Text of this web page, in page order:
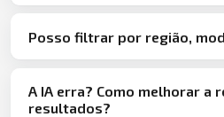
Posso filtrar por região,
A IA erra? Como melhorar a
resultados?